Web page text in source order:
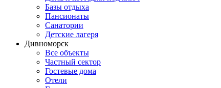
Базы отдыха
Пансионаты
Санатории
Детские лагеря
Дивноморск
Все объекты
Частный сектор
Гостевые дома
Отели